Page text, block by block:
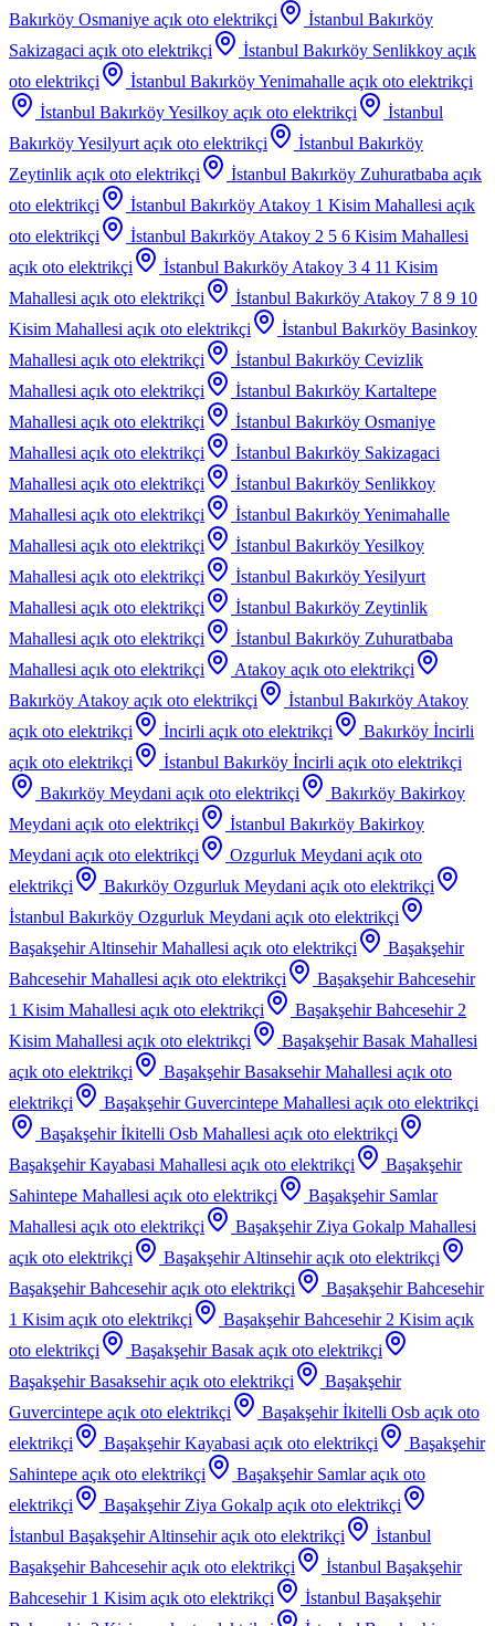
Bakırköy Osmaniye açık oto elektrikçi
İstanbul Bakırköy
Sakizagaci açık oto elektrikçi İstanbul Bakırköy Senlikkoy açık
oto elektrikçi
İstanbul Bakırköy Yenimahalle açık oto elektrikçi
İstanbul Bakırköy Yesilkoy açık oto elektrikçi
İstanbul
Bakırköy Yesilyurt açık oto elektrikçi
İstanbul Bakırköy
Zeytinlik açık oto elektrikçi İstanbul Bakırköy Zuhuratbaba açık
oto elektrikçi
İstanbul Bakırköy Atakoy 1 Kisim Mahallesi açık
oto elektrikçi
İstanbul Bakırköy Atakoy 2 5 6 Kisim Mahallesi
açık oto elektrikçi
İstanbul Bakırköy Atakoy 3 4 11 Kisim
Mahallesi açık oto elektrikçi
İstanbul Bakırköy Atakoy 7 8 9 10
Kisim Mahallesi açık oto elektrikçi
İstanbul Bakırköy Basinkoy
Mahallesi açık oto elektrikçi
İstanbul Bakırköy Cevizlik
Mahallesi açık oto elektrikçi
İstanbul Bakırköy Kartaltepe
Mahallesi açık oto elektrikçi
İstanbul Bakırköy Osmaniye
Mahallesi açık oto elektrikçi
İstanbul Bakırköy Sakizagaci
Mahallesi açık oto elektrikçi
İstanbul Bakırköy Senlikkoy
Mahallesi açık oto elektrikçi
İstanbul Bakırköy Yenimahalle
Mahallesi açık oto elektrikçi
İstanbul Bakırköy Yesilkoy
Mahallesi açık oto elektrikçi
İstanbul Bakırköy Yesilyurt
Mahallesi açık oto elektrikçi
İstanbul Bakırköy Zeytinlik
Mahallesi açık oto elektrikçi
İstanbul Bakırköy Zuhuratbaba
Mahallesi açık oto elektrikçi Atakoy açık oto elektrikçi
Bakırköy Atakoy açık oto elektrikçi
İstanbul Bakırköy Atakoy
açık oto elektrikçi
İncirli açık oto elektrikçi
Bakırköy İncirli
açık oto elektrikçi
İstanbul Bakırköy İncirli açık oto elektrikçi
Bakırköy Meydani açık oto elektrikçi
Bakırköy Bakirkoy
Meydani açık oto elektrikçi
İstanbul Bakırköy Bakirkoy
Meydani açık oto elektrikçi Ozgurluk Meydani açık oto
elektrikçi
Bakırköy Ozgurluk Meydani açık oto elektrikçi
İstanbul Bakırköy Ozgurluk Meydani açık oto elektrikçi
Başakşehir Altinsehir Mahallesi açık oto elektrikçi
Başakşehir
Bahcesehir Mahallesi açık oto elektrikçi
Başakşehir Bahcesehir
1 Kisim Mahallesi açık oto elektrikçi
Başakşehir Bahcesehir 2
Kisim Mahallesi açık oto elektrikçi
Başakşehir Basak Mahallesi
açık oto elektrikçi
Başakşehir Basaksehir Mahallesi açık oto
elektrikçi
Başakşehir Guvercintepe Mahallesi açık oto elektrikçi
Başakşehir İkitelli Osb Mahallesi açık oto elektrikçi
Başakşehir Kayabasi Mahallesi açık oto elektrikçi
Başakşehir
Sahintepe Mahallesi açık oto elektrikçi
Başakşehir Samlar
Mahallesi açık oto elektrikçi
Başakşehir Ziya Gokalp Mahallesi
açık oto elektrikçi
Başakşehir Altinsehir açık oto elektrikçi
Başakşehir Bahcesehir açık oto elektrikçi
Başakşehir Bahcesehir
1 Kisim açık oto elektrikçi Başakşehir Bahcesehir 2 Kisim açık
oto elektrikçi
Başakşehir Basak açık oto elektrikçi
Başakşehir Basaksehir açık oto elektrikçi
Başakşehir
Guvercintepe açık oto elektrikçi Başakşehir İkitelli Osb açık oto
elektrikçi
Başakşehir Kayabasi açık oto elektrikçi
Başakşehir
Sahintepe açık oto elektrikçi Başakşehir Samlar açık oto
elektrikçi
Başakşehir Ziya Gokalp açık oto elektrikçi
İstanbul Başakşehir Altinsehir açık oto elektrikçi
İstanbul
Başakşehir Bahcesehir açık oto elektrikçi
İstanbul Başakşehir
Bahcesehir 1 Kisim açık oto elektrikçi
İstanbul Başakşehir